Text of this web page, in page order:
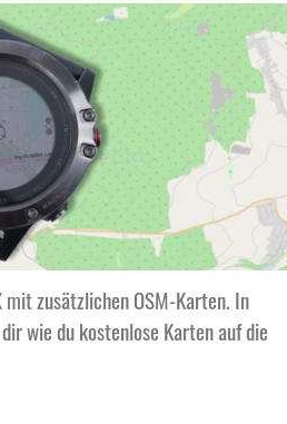
mit zusätzlichen OSM-Karten. In
wie du kostenlose Karten auf die